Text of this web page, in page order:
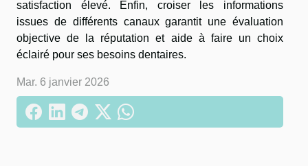
satisfaction élevé. Enfin, croiser les informations
issues de différents canaux garantit une évaluation
objective de la réputation et aide à faire un choix
éclairé pour ses besoins dentaires.
Mar. 6 janvier 2026